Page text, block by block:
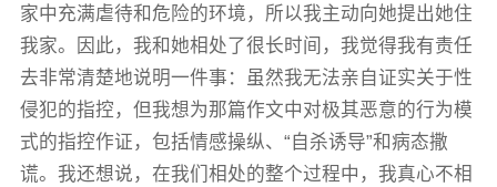
家中充满虐待和危险的环境，所以我主动向她提出她住
我家。因此，我和她相处了很长时间，我觉得我有责任
去非常清楚地说明一件事：虽然我无法亲自证实关于性
侵犯的指控，但我想为那篇作文中对极其恶意的行为模
式的指控作证，包括情感操纵、“自杀诱导”和病态撒
谎。我还想说，在我们相处的整个过程中，我真心不相